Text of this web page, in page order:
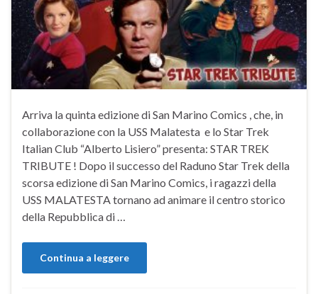
Arriva la quinta edizione di San Marino Comics , che, in
collaborazione con la USS Malatesta e lo Star Trek
Italian Club “Alberto Lisiero” presenta: STAR TREK
TRIBUTE ! Dopo il successo del Raduno Star Trek della
scorsa edizione di San Marino Comics, i ragazzi della
USS MALATESTA tornano ad animare il centro storico
della Repubblica di …
Continua a leggere